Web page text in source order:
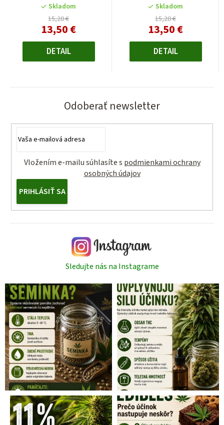
Skladom
15,20 €
13,50 €
DETAIL
Skladom
15,20 €
13,50 €
DETAIL
Odoberať newsletter
Vložením e-mailu súhlasíte s podmienkami ochrany
osobných údajov
PRIHLÁSIŤ SA
Sledujte nás na Instagrame